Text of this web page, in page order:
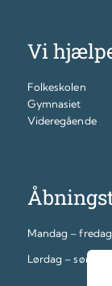
Vi
Folkeskolen
Gymnasiet
Videregående
Mandag –
Lørdag – søndag: